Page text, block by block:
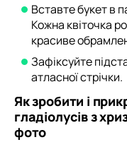
Вставте букет в
Кожна квіточка
красиве
Зафіксуйте
атласної стрічки.
Як зробити і
гладіолусів з
фото